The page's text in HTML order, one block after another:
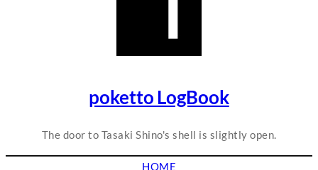
poketto LogBook
The door to Tasaki Shino's shell is slightly open.
HOME